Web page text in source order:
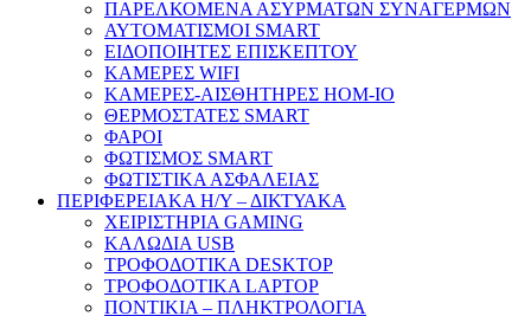
ΠΑΡΕΛΚΟΜΕΝΑ ΑΣΥΡΜΑΤΩΝ ΣΥΝΑΓΕΡΜΩΝ
ΑΥΤΟΜΑΤΙΣΜΟΙ SMART
ΕΙΔΟΠΟΙΗΤΕΣ ΕΠΙΣΚΕΠΤΟΥ
ΚΑΜΕΡΕΣ WIFI
ΚΑΜΕΡΕΣ-ΑΙΣΘΗΤΗΡΕΣ ΗΟΜ-ΙΟ
ΘΕΡΜΟΣΤΑΤΕΣ SMART
ΦΑΡΟΙ
ΦΩΤΙΣΜΟΣ SMART
ΦΩΤΙΣΤΙΚΑ ΑΣΦΑΛΕΙΑΣ
ΠΕΡΙΦΕΡΕΙΑΚΑ Η/Υ – ΔΙΚΤΥΑΚΑ
ΧΕΙΡΙΣΤΗΡΙΑ GAMING
ΚΑΛΩΔΙΑ USB
ΤΡΟΦΟΔΟΤΙΚΑ DESKTOP
ΤΡΟΦΟΔΟΤΙΚΑ LAPTOP
ΠΟΝΤΙΚΙΑ – ΠΛΗΚΤΡΟΛΟΓΙΑ